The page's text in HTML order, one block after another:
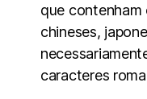
que
chineses,
caracteres